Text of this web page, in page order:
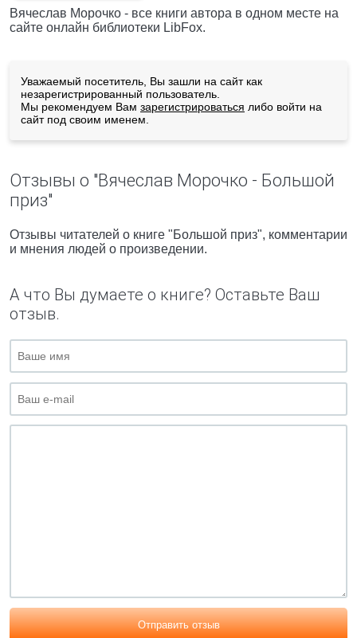
Вячеслав Морочко - все книги автора в одном месте на
сайте онлайн библиотеки LibFox.
Уважаемый посетитель, Вы зашли на сайт как
незарегистрированный пользователь.
Мы рекомендуем Вам зарегистрироваться либо войти на
сайт под своим именем.
Отзывы о "Вячеслав Морочко - Большой
приз"
Отзывы читателей о книге "Большой приз", комментарии
и мнения людей о произведении.
А что Вы думаете о книге? Оставьте Ваш
отзыв.
Отправить отзыв